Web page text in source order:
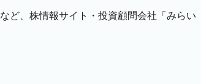
など、株情報サイト・投資顧問会社「みらい